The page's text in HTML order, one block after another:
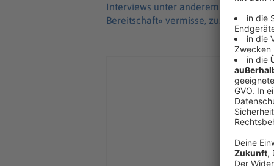
Interviews unter anderem
Bereitschaft» vermisse, zuzuhören